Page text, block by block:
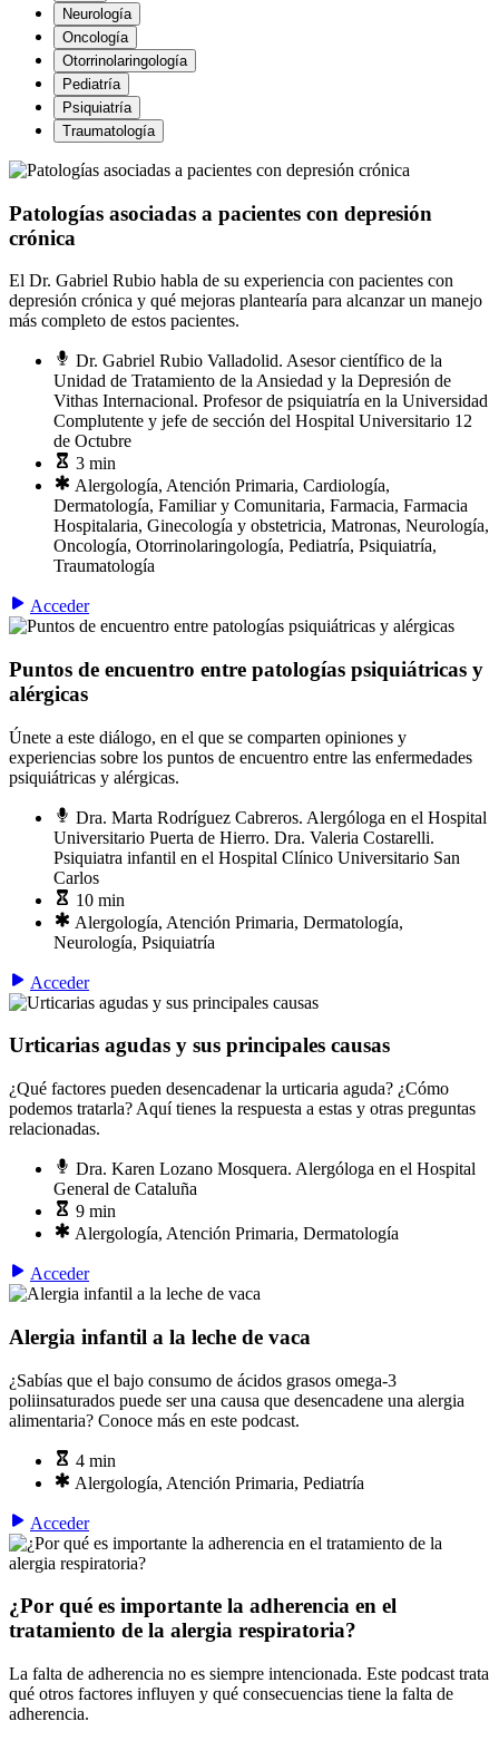
Neurología
Oncología
Otorrinolaringología
Pediatría
Psiquiatría
Traumatología
Patologías asociadas a pacientes con depresión
crónica
El Dr. Gabriel Rubio habla de su experiencia con pacientes con
depresión crónica y qué mejoras plantearía para alcanzar un manejo
más completo de estos pacientes.
Dr. Gabriel Rubio Valladolid. Asesor científico de la
Unidad de Tratamiento de la Ansiedad y la Depresión de
Vithas Internacional. Profesor de psiquiatría en la Universidad
Complutente y jefe de sección del Hospital Universitario 12
de Octubre
3 min
Alergología, Atención Primaria, Cardiología,
Dermatología, Familiar y Comunitaria, Farmacia, Farmacia
Hospitalaria, Ginecología y obstetricia, Matronas, Neurología,
Oncología, Otorrinolaringología, Pediatría, Psiquiatría,
Traumatología
Acceder
Puntos de encuentro entre patologías psiquiátricas y
alérgicas
Únete a este diálogo, en el que se comparten opiniones y
experiencias sobre los puntos de encuentro entre las enfermedades
psiquiátricas y alérgicas.
Dra. Marta Rodríguez Cabreros. Alergóloga en el Hospital
Universitario Puerta de Hierro. Dra. Valeria Costarelli.
Psiquiatra infantil en el Hospital Clínico Universitario San
Carlos
10 min
Alergología, Atención Primaria, Dermatología,
Neurología, Psiquiatría
Acceder
Urticarias agudas y sus principales causas
¿Qué factores pueden desencadenar la urticaria aguda? ¿Cómo
podemos tratarla? Aquí tienes la respuesta a estas y otras preguntas
relacionadas.
Dra. Karen Lozano Mosquera. Alergóloga en el Hospital
General de Cataluña
9 min
Alergología, Atención Primaria, Dermatología
Acceder
Alergia infantil a la leche de vaca
¿Sabías que el bajo consumo de ácidos grasos omega-3
poliinsaturados puede ser una causa que desencadene una alergia
alimentaria? Conoce más en este podcast.
4 min
Alergología, Atención Primaria, Pediatría
Acceder
¿Por qué es importante la adherencia en el
tratamiento de la alergia respiratoria?
La falta de adherencia no es siempre intencionada. Este podcast trata
qué otros factores influyen y qué consecuencias tiene la falta de
adherencia.